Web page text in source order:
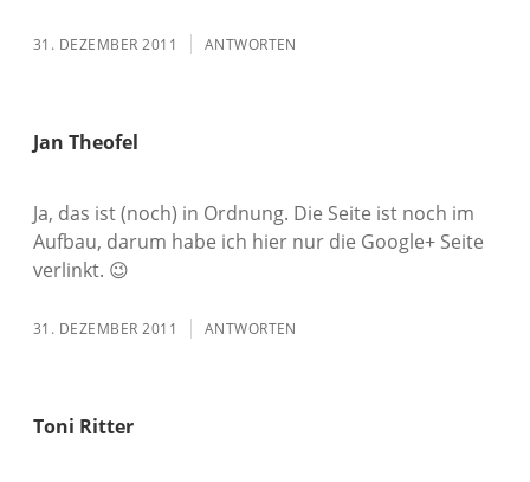
31. DEZEMBER 2011 ANTWORTEN
Jan Theofel
Ja, das ist (noch) in Ordnung. Die Seite ist noch im
Aufbau, darum habe ich hier nur die Google+ Seite
verlinkt. 😉
31. DEZEMBER 2011 ANTWORTEN
Toni Ritter